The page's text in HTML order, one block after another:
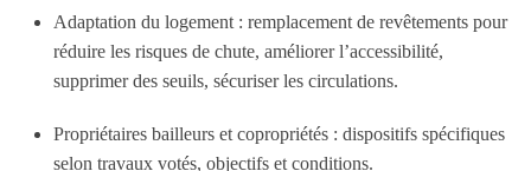
Adaptation du logement : remplacement de revêtements pour
réduire les risques de chute, améliorer l’accessibilité,
supprimer des seuils, sécuriser les circulations.
Propriétaires bailleurs et copropriétés : dispositifs spécifiques
selon travaux votés, objectifs et conditions.